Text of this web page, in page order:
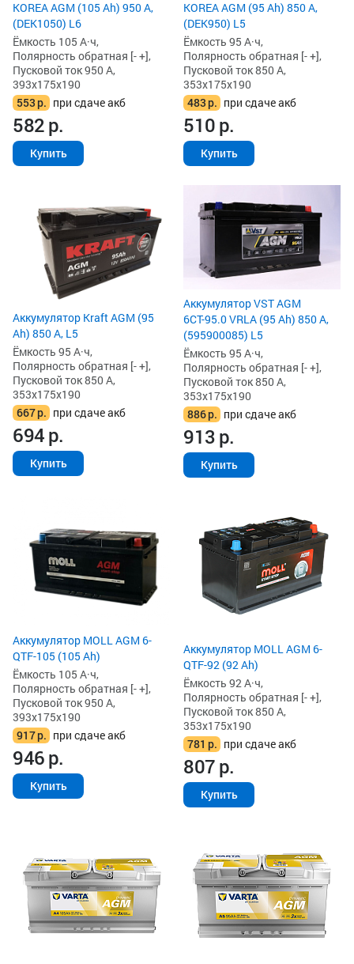
KOREA AGM (105 Ah) 950 А,
(DEK1050) L6
Ёмкость 105 А·ч,
Полярность обратная [- +],
Пусковой ток 950 А,
393x175x190
553р. при сдаче акб
582р.
Купить
KOREA AGM (95 Ah) 850 А,
(DEK950) L5
Ёмкость 95 А·ч,
Полярность обратная [- +],
Пусковой ток 850 А,
353x175x190
483р. при сдаче акб
510р.
Купить
Аккумулятор Kraft AGM (95
Ah) 850 А, L5
Ёмкость 95 А·ч,
Полярность обратная [- +],
Пусковой ток 850 А,
353x175x190
667р. при сдаче акб
694р.
Купить
Аккумулятор VST AGM
6СТ-95.0 VRLA (95 Ah) 850 А,
(595900085) L5
Ёмкость 95 А·ч,
Полярность обратная [- +],
Пусковой ток 850 А,
353x175x190
886р. при сдаче акб
913р.
Купить
Аккумулятор MOLL AGM 6-
QTF-105 (105 Ah)
Ёмкость 105 А·ч,
Полярность обратная [- +],
Пусковой ток 950 А,
393x175x190
917р. при сдаче акб
946р.
Купить
Аккумулятор MOLL AGM 6-
QTF-92 (92 Ah)
Ёмкость 92 А·ч,
Полярность обратная [- +],
Пусковой ток 850 А,
353x175x190
781 р. при сдаче акб
807р.
Купить